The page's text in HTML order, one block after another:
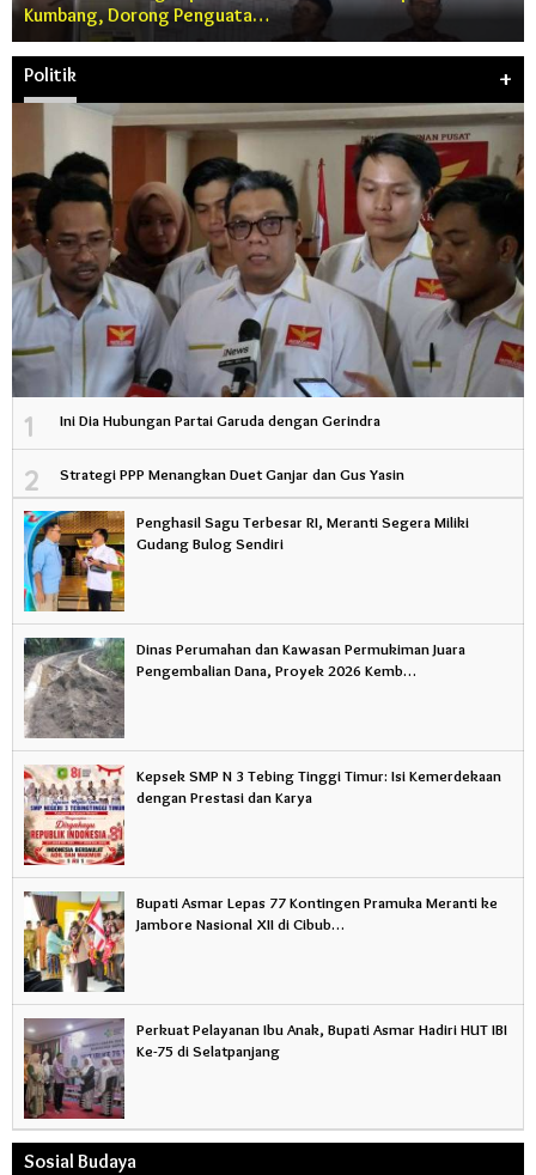
Kumbang, Dorong Penguata…
Politik +
1 Ini Dia Hubungan Partai Garuda dengan Gerindra
2 Strategi PPP Menangkan Duet Ganjar dan Gus Yasin
Penghasil Sagu Terbesar RI, Meranti Segera Miliki
Gudang Bulog Sendiri
Dinas Perumahan dan Kawasan Permukiman Juara
Pengembalian Dana, Proyek 2026 Kemb…
Kepsek SMP N 3 Tebing Tinggi Timur: Isi Kemerdekaan
dengan Prestasi dan Karya
Bupati Asmar Lepas 77 Kontingen Pramuka Meranti ke
Jambore Nasional XII di Cibub…
Perkuat Pelayanan Ibu Anak, Bupati Asmar Hadiri HUT IBI
Ke-75 di Selatpanjang
Sosial Budaya